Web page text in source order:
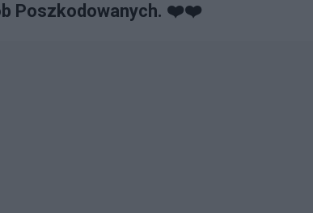
Poszkodowanych. ❤️❤️